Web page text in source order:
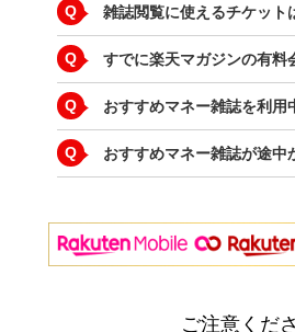
Q 雑誌閲覧に使えるチケット
Q すでに楽天マガジンの有料
Q おすすめマネー雑誌を利
Q おすすめマネー雑誌が途
ご注意くだ